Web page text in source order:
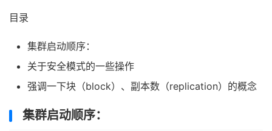
目录
集群启动顺序：
关于安全模式的一些操作
强调一下块（block）、副本数（replication）的概念
集群启动顺序：